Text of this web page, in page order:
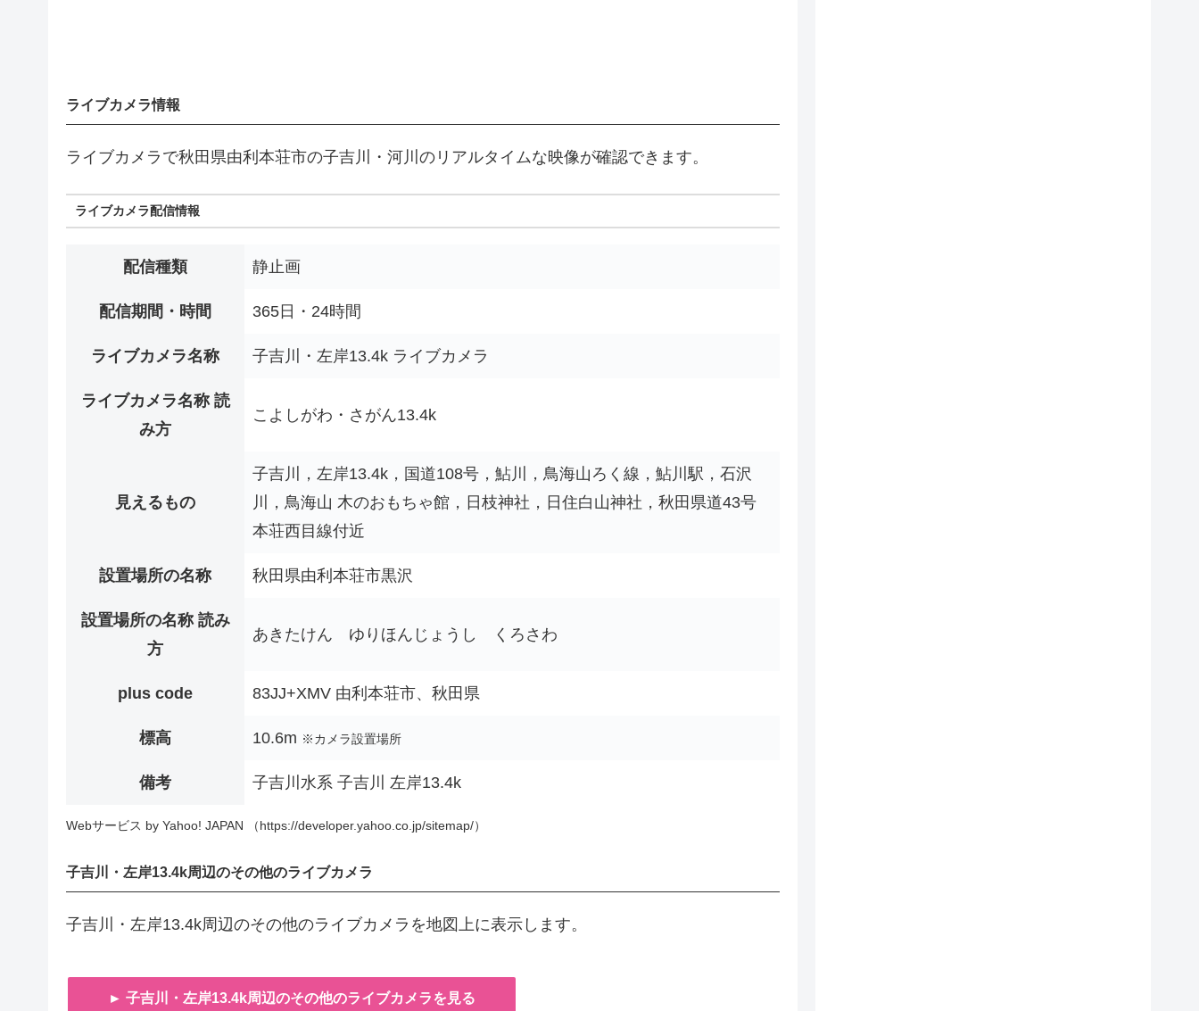
ライブカメラ情報
ライブカメラで秋田県由利本荘市の子吉川・河川のリアルタイムな映像が確認できます。
ライブカメラ配信情報
配信種類 静止画
配信期間・時間 365日・24時間
ライブカメラ名称 子吉川・左岸13.4k ライブカメラ
ライブカメラ名称 読
み方
こよしがわ・さがん13.4k
見えるもの
子吉川，左岸13.4k，国道108号，鮎川，鳥海山ろく線，鮎川駅，石沢
川，鳥海山 木のおもちゃ館，日枝神社，日住白山神社，秋田県道43号
本荘西目線付近
設置場所の名称 秋田県由利本荘市黒沢
設置場所の名称 読み
方
あきたけん ゆりほんじょうし くろさわ
plus code 83JJ+XMV 由利本荘市、秋田県
標高 10.6m ※カメラ設置場所
備考 子吉川水系 子吉川 左岸13.4k
Webサービス by Yahoo! JAPAN （https://developer.yahoo.co.jp/sitemap/）
子吉川・左岸13.4k周辺のその他のライブカメラ
子吉川・左岸13.4k周辺のその他のライブカメラを地図上に表示します。
► 子吉川・左岸13.4k周辺のその他のライブカメラを見る